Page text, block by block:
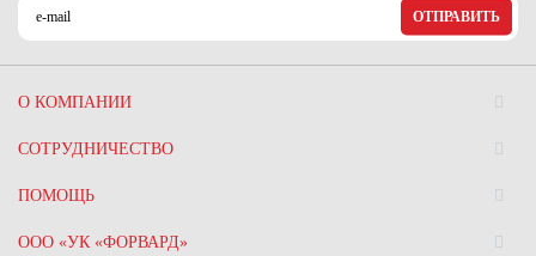
ОТПРАВИТЬ
О КОМПАНИИ
СОТРУДНИЧЕСТВО
ПОМОЩЬ
ООО «УК «ФОРВАРД»